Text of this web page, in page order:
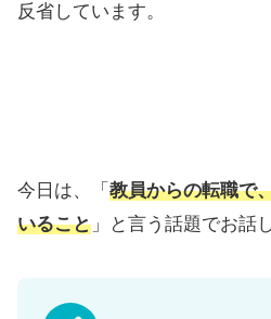
反省しています。
今日は、「 教員からの転職で
いること 」と言う話題でお話